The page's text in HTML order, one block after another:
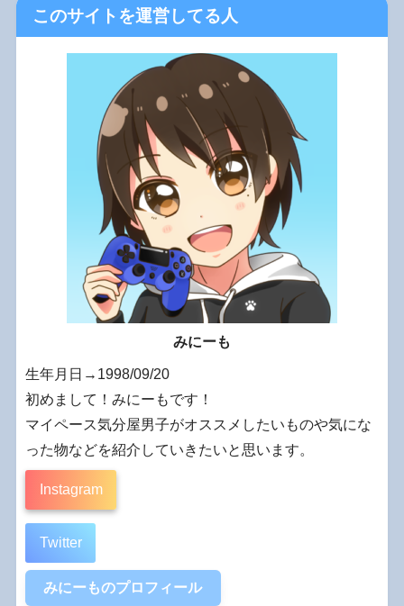
このサイトを運営してる人
みにーも
生年月日→1998/09/20
初めまして！みにーもです！
マイペース気分屋男子がオススメしたいものや気にな
った物などを紹介していきたいと思います。
Instagram
Twitter
みにーものプロフィール